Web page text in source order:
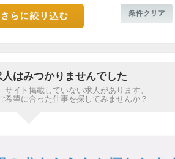
はみつかりませんでした
イト掲載していない求人があります。
希望に合った仕事を探してみませんか？